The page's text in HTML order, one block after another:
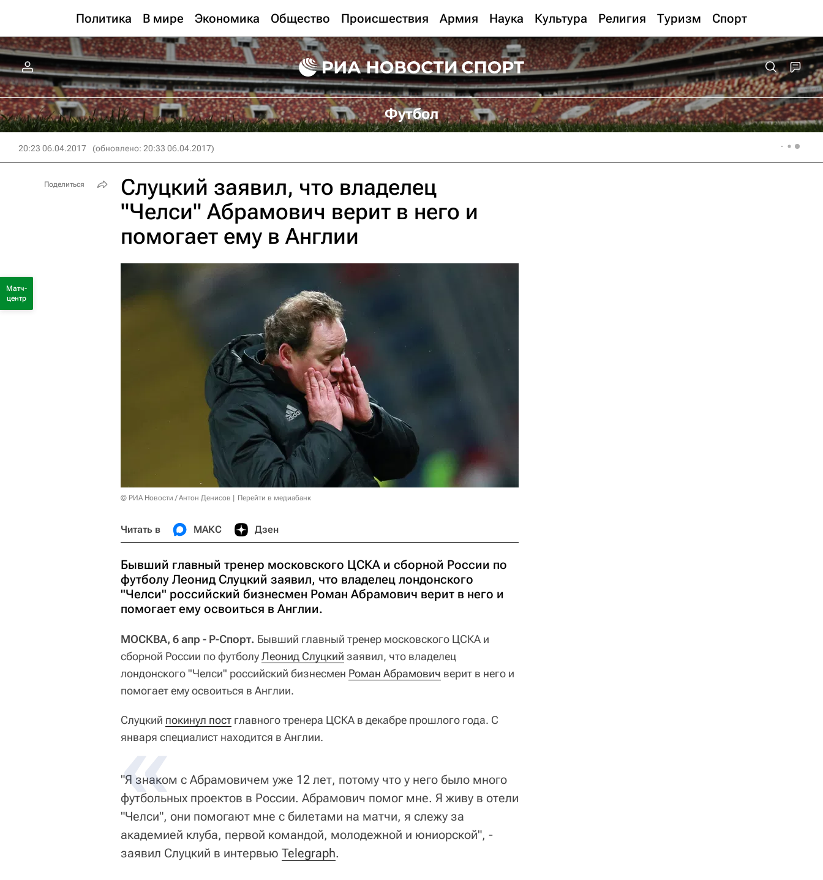
Политика В мире Экономика Общество Происшествия Армия Наука Культура Религия Туризм Спорт
Футбол
20:23 06.04.2017 (обновлено: 20:33 06.04.2017)
Слуцкий заявил, что владелец
"Челси" Абрамович верит в него и
помогает ему в Англии
© РИА Новости / Антон Денисов Перейти в медиабанк
Читать в МАКС Дзен
Бывший главный тренер московского ЦСКА и сборной России по
футболу Леонид Слуцкий заявил, что владелец лондонского
"Челси" российский бизнесмен Роман Абрамович верит в него и
помогает ему освоиться в Англии.
МОСКВА, 6 апр - Р-Спорт. Бывший главный тренер московского ЦСКА и
сборной России по футболуЛеонид Слуцкий заявил, что владелец
лондонского "Челси" российский бизнесмен Роман Абрамович верит в него и
помогает ему освоиться в Англии.
Слуцкий покинул пост главного тренера ЦСКА в декабре прошлого года. С
января специалист находится в Англии.
"Я знаком с Абрамовичем уже 12 лет, потому что у него было много
футбольных проектов в России. Абрамович помог мне. Я живу в отели
"Челси", они помогают мне с билетами на матчи, я слежу за
академией клуба, первой командой, молодежной и юниорской", -
заявил Слуцкий в интервью Telegraph.
Поделиться
Матч-
центр